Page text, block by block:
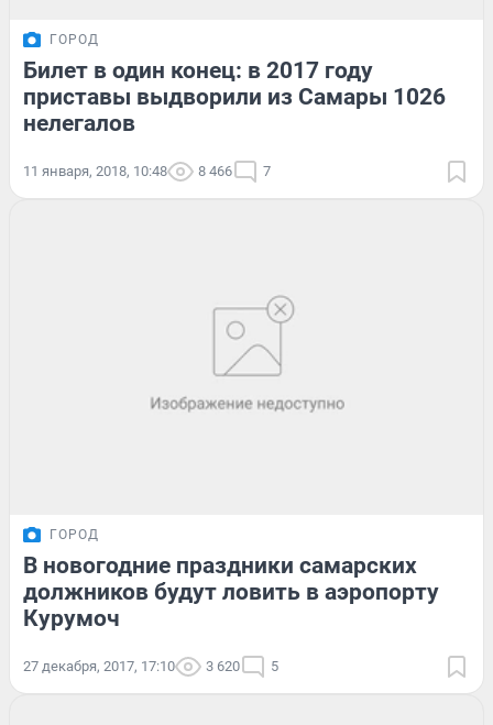
ГОРОД
Билет в один конец: в 2017 году
приставы выдворили из Самары 1026
нелегалов
11 января, 2018, 10:48 8 466 7
ГОРОД
В новогодние праздники самарских
должников будут ловить в аэропорту
Курумоч
27 декабря, 2017, 17:10 3 620 5